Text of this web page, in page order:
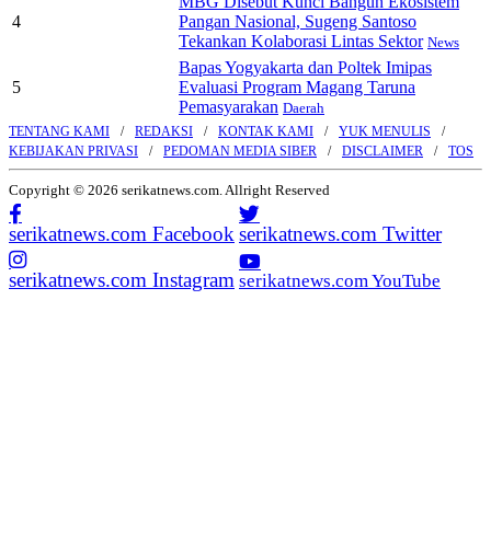
4
Pangan Nasional, Sugeng Santoso
Tekankan Kolaborasi Lintas Sektor News
5
Bapas Yogyakarta dan Poltek Imipas
Evaluasi Program Magang Taruna
Pemasyarakan Daerah
TENTANG KAMI REDAKSI KONTAK KAMI
YUK MENULIS
KEBIJAKAN PRIVASI
PEDOMAN MEDIA SIBER DISCLAIMER TOS
Copyright © 2026 serikatnews.com. Allright Reserved
serikatnews.com Facebook serikatnews.com Twitter
serikatnews.com Instagram serikatnews.com YouTube